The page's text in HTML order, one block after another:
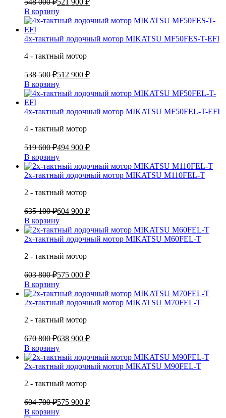
В корзину
4х-тактный лодочный мотор MIKATSU MF50FES-T-EFI
4 - тактный мотор
538 500 ₽512 900 ₽
В корзину
4х-тактный лодочный мотор MIKATSU MF50FEL-T-EFI
4 - тактный мотор
519 600 ₽494 900 ₽
В корзину
2х-тактный лодочный мотор MIKATSU M110FEL-T
2 - тактный мотор
635 100 ₽604 900 ₽
В корзину
2х-тактный лодочный мотор MIKATSU M60FEL-T
2 - тактный мотор
603 800 ₽575 000 ₽
В корзину
2х-тактный лодочный мотор MIKATSU M70FEL-T
2 - тактный мотор
670 800 ₽638 900 ₽
В корзину
2х-тактный лодочный мотор MIKATSU M90FEL-T
2 - тактный мотор
604 700 ₽575 900 ₽
В корзину